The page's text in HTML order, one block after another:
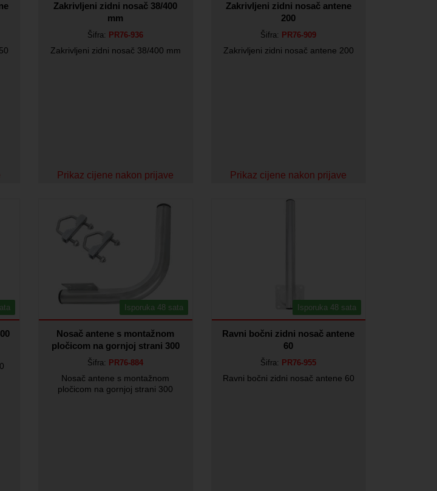
Zakrivljeni zidni nosač 38/400
mm
Šifra: PR76-936
Zakrivljeni zidni nosač 38/400 mm
Prikaz cijene nakon prijave
Zakrivljeni zidni nosač antene
200
Šifra: PR76-909
Zakrivljeni zidni nosač antene 200
Prikaz cijene nakon prijave
Isporuka 48 sata
Nosač antene s montažnom
pločicom na gornjoj strani 300
Šifra: PR76-884
Nosač antene s montažnom
pločicom na gornjoj strani 300
Isporuka 48 sata
Ravni bočni zidni nosač antene
60
Šifra: PR76-955
Ravni bočni zidni nosač antene 60